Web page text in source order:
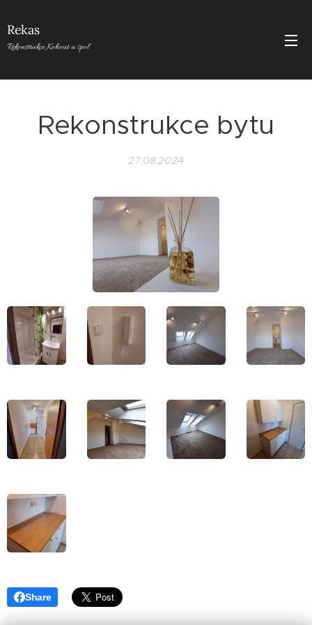
Rekas
Rekonstrukce Kohout a spol
Rekonstrukce bytu
27.08.2024
Share